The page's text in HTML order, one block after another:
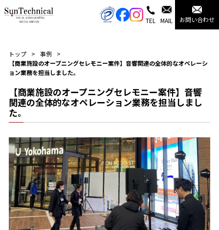
TEL MAIL お問い合わせ
トップ
事例
【商業施設のオープニングセレモニー案件】音響関連の全体的なオペレーシ
ョン業務を担当しました。
【商業施設のオープニングセレモニー案件】音響
関連の全体的なオペレーション業務を担当しまし
た。